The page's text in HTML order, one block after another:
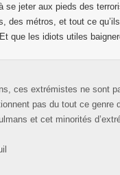
se jeter aux pieds des
des métros, et tout ce
que les idiots utiles
ces extrémistes ne sont
pas du tout ce genre
et cet minorités